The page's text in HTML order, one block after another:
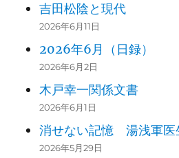
吉田松陰と現代
2026年6月11日
2026年6月（日録）
2026年6月2日
木戸幸一関係文書
2026年6月1日
消せない記憶 湯浅軍医
2026年5月29日